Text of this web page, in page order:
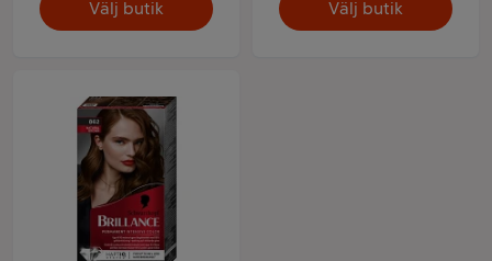
Välj butik Välj butik